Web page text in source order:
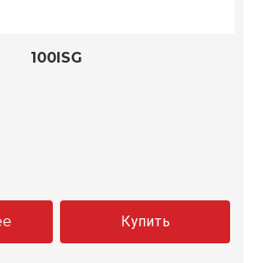
100ISG
Купить